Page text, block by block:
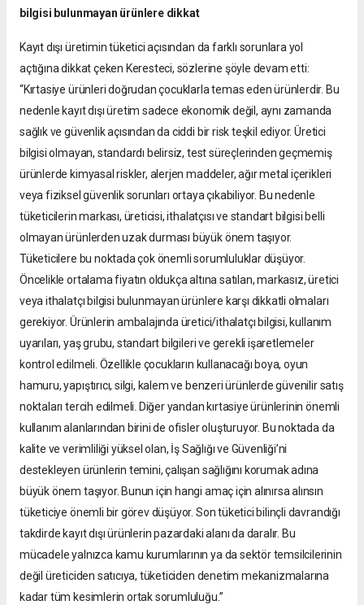
bilgisi bulunmayan ürünlere dikkat
Kayıt dışı üretimin tüketici açısından da farklı sorunlara yol
açtığına dikkat çeken Keresteci, sözlerine şöyle devam etti:
“Kırtasiye ürünleri doğrudan çocuklarla temas eden ürünlerdir. Bu
nedenle kayıt dışı üretim sadece ekonomik değil, aynı zamanda
sağlık ve güvenlik açısından da ciddi bir risk teşkil ediyor. Üretici
bilgisi olmayan, standardı belirsiz, test süreçlerinden geçmemiş
ürünlerde kimyasal riskler, alerjen maddeler, ağır metal içerikleri
veya fiziksel güvenlik sorunları ortaya çıkabiliyor. Bu nedenle
tüketicilerin markası, üreticisi, ithalatçısı ve standart bilgisi belli
olmayan ürünlerden uzak durması büyük önem taşıyor.
Tüketicilere bu noktada çok önemli sorumluluklar düşüyor.
Öncelikle ortalama fiyatın oldukça altına satılan, markasız, üretici
veya ithalatçı bilgisi bulunmayan ürünlere karşı dikkatli olmaları
gerekiyor. Ürünlerin ambalajında üretici/ithalatçı bilgisi, kullanım
uyarıları, yaş grubu, standart bilgileri ve gerekli işaretlemeler
kontrol edilmeli. Özellikle çocukların kullanacağı boya, oyun
hamuru, yapıştırıcı, silgi, kalem ve benzeri ürünlerde güvenilir satış
noktaları tercih edilmeli. Diğer yandan kırtasiye ürünlerinin önemli
kullanım alanlarından birini de ofisler oluşturuyor. Bu noktada da
kalite ve verimliliği yüksel olan, İş Sağlığı ve Güvenliği’ni
destekleyen ürünlerin temini, çalışan sağlığını korumak adına
büyük önem taşıyor. Bunun için hangi amaç için alınırsa alınsın
tüketiciye önemli bir görev düşüyor. Son tüketici bilinçli davrandığı
takdirde kayıt dışı ürünlerin pazardaki alanı da daralır. Bu
mücadele yalnızca kamu kurumlarının ya da sektör temsilcilerinin
değil üreticiden satıcıya, tüketiciden denetim mekanizmalarına
kadar tüm kesimlerin ortak sorumluluğu.”